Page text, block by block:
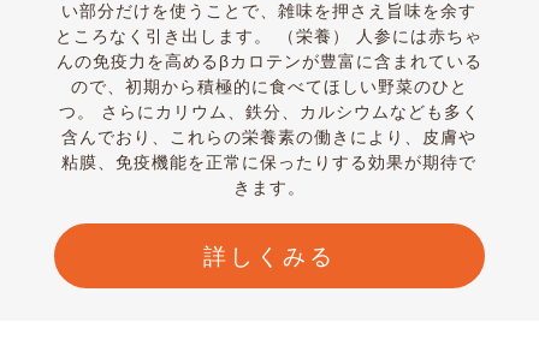
い部分だけを使うことで、雑味を押さえ旨味を余す
ところなく引き出します。 （栄養） 人参には赤ちゃ
んの免疫力を高めるβカロテンが豊富に含まれている
ので、初期から積極的に食べてほしい野菜のひと
つ。 さらにカリウム、鉄分、カルシウムなども多く
含んでおり、これらの栄養素の働きにより、皮膚や
粘膜、免疫機能を正常に保ったりする効果が期待で
きます。
詳しくみる